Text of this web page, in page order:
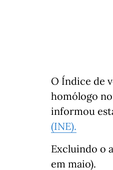
O Índice de
homólogo
informou
(INE).
Excluindo o
em maio).